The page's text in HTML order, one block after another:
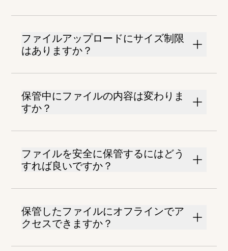
ファイルアップロードにサイズ制限
はありますか？
保管中にファイルの内容は変わりま
すか？
ファイルを安全に保管するにはどう
すれば良いですか？
保管したファイルにオフラインでア
クセスできますか？